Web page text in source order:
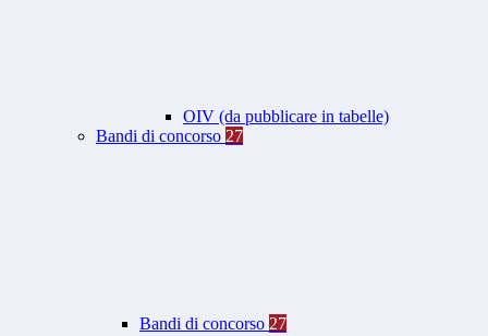
OIV (da pubblicare in tabelle)
Bandi di concorso 27
Bandi di concorso 27